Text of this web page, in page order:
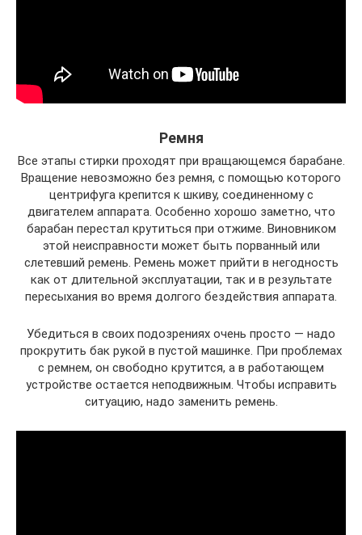
Ремня
Все этапы стирки проходят при вращающемся барабане.
Вращение невозможно без ремня, с помощью которого
центрифуга крепится к шкиву, соединенному с
двигателем аппарата. Особенно хорошо заметно, что
барабан перестал крутиться при отжиме. Виновником
этой неисправности может быть порванный или
слетевший ремень. Ремень может прийти в негодность
как от длительной эксплуатации, так и в результате
пересыхания во время долгого бездействия аппарата.
Убедиться в своих подозрениях очень просто — надо
прокрутить бак рукой в пустой машинке. При проблемах
с ремнем, он свободно крутится, а в работающем
устройстве остается неподвижным. Чтобы исправить
ситуацию, надо заменить ремень.